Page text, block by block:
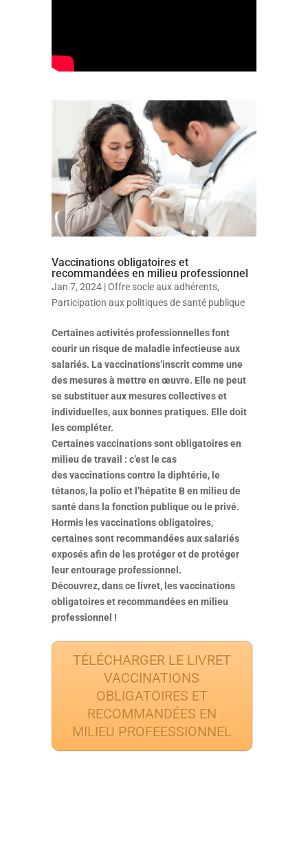
Vaccinations obligatoires et
recommandées en milieu professionnel
Jan 7, 2024|Offre socle aux adhérents,
Participation aux politiques de santé publique
Certaines activités professionnelles font
courir un risque de maladie infectieuse aux
salariés. La vaccinations’inscrit comme une
des mesures à mettre en œuvre. Elle ne peut
se substituer aux mesures collectives et
individuelles, aux bonnes pratiques. Elle doit
les compléter.
Certaines vaccinations sont obligatoires en
milieu de travail : c’est le cas
des vaccinations contre la diphtérie, le
tétanos, la polio et l’hépatite B en milieu de
santé dans la fonction publique ou le privé.
Hormis les vaccinations obligatoires,
certaines sont recommandées aux salariés
exposés afin de les protéger et de protéger
leur entourage professionnel.
Découvrez, dans ce livret, les vaccinations
obligatoires et recommandées en milieu
professionnel !
TÉLÉCHARGER LE LIVRET
VACCINATIONS
OBLIGATOIRES ET
RECOMMANDÉES EN
MILIEU PROFEESSIONNEL